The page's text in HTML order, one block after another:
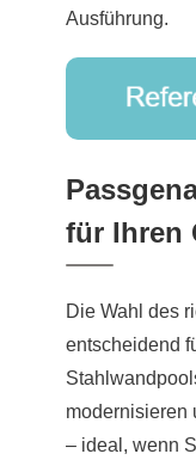
Ausführung.
für Ihren
Die Wahl des
entscheidend
modernisieren
– ideal, wenn